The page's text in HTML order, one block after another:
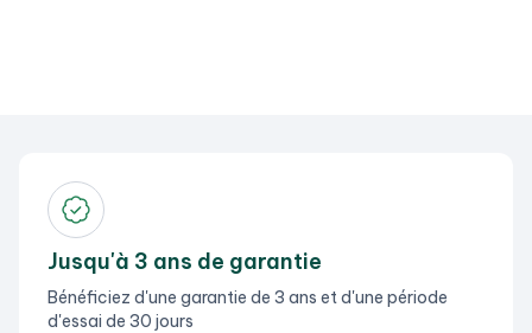
Jusqu'à 3 ans de garantie
Bénéficiez d'une garantie de 3 ans et d'une période
d'essai de 30 jours